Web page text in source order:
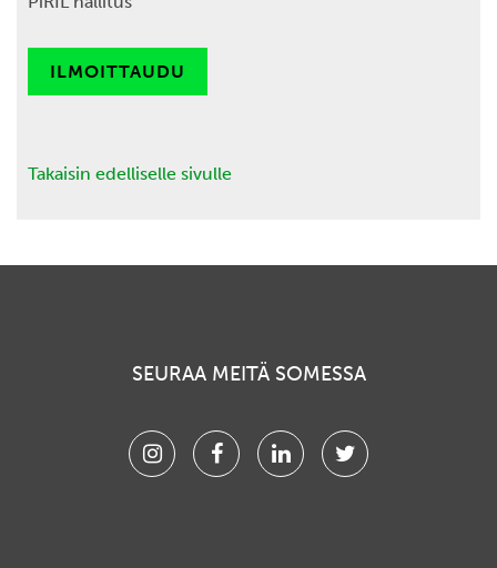
ILMOITTAUDU
Takaisin edelliselle sivulle
SEURAA MEITÄ SOMESSA
InstagramFacebookLinkedinTwitter